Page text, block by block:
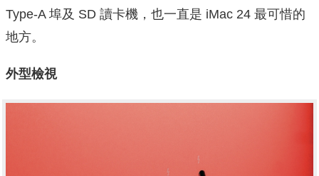
Type-A 埠及 SD 讀卡機，也一直是 iMac 24 最可惜的
地方。
外型檢視